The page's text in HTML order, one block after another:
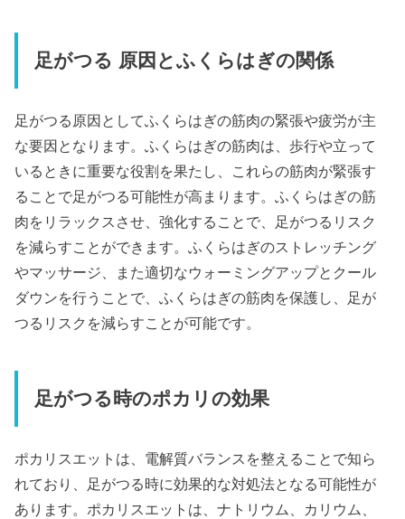
足がつる 原因とふくらはぎの関係
足がつる原因としてふくらはぎの筋肉の緊張や疲労が主
な要因となります。ふくらはぎの筋肉は、歩行や立って
いるときに重要な役割を果たし、これらの筋肉が緊張す
ることで足がつる可能性が高まります。ふくらはぎの筋
肉をリラックスさせ、強化することで、足がつるリスク
を減らすことができます。ふくらはぎのストレッチング
やマッサージ、また適切なウォーミングアップとクール
ダウンを行うことで、ふくらはぎの筋肉を保護し、足が
つるリスクを減らすことが可能です。
足がつる時のポカリの効果
ポカリスエットは、電解質バランスを整えることで知ら
れており、足がつる時に効果的な対処法となる可能性が
あります。ポカリスエットは、ナトリウム、カリウム、